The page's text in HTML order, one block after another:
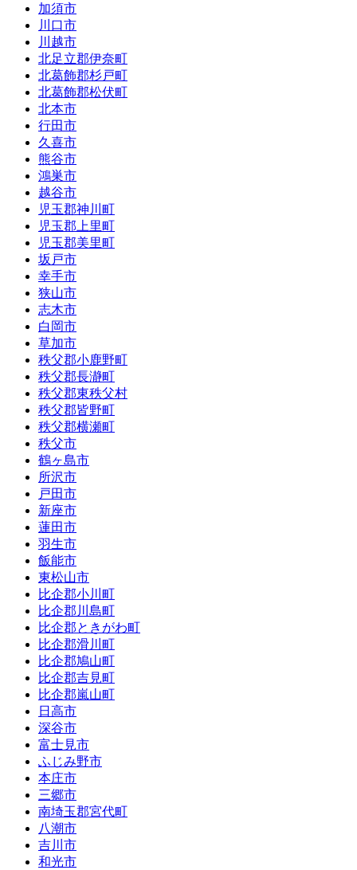
加須市
川口市
川越市
北足立郡伊奈町
北葛飾郡杉戸町
北葛飾郡松伏町
北本市
行田市
久喜市
熊谷市
鴻巣市
越谷市
児玉郡神川町
児玉郡上里町
児玉郡美里町
坂戸市
幸手市
狭山市
志木市
白岡市
草加市
秩父郡小鹿野町
秩父郡長瀞町
秩父郡東秩父村
秩父郡皆野町
秩父郡横瀬町
秩父市
鶴ヶ島市
所沢市
戸田市
新座市
蓮田市
羽生市
飯能市
東松山市
比企郡小川町
比企郡川島町
比企郡ときがわ町
比企郡滑川町
比企郡鳩山町
比企郡吉見町
比企郡嵐山町
日高市
深谷市
富士見市
ふじみ野市
本庄市
三郷市
南埼玉郡宮代町
八潮市
吉川市
和光市